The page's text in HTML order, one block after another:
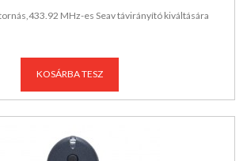
MHz-es Seav távirányító kiváltására
KOSÁRBA TESZ